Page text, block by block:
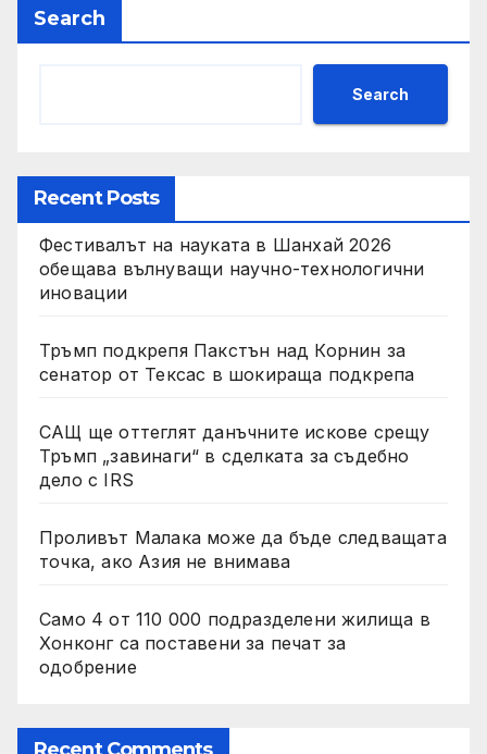
Search
Search
Recent Posts
Фестивалът на науката в Шанхай 2026
обещава вълнуващи научно-технологични
иновации
Тръмп подкрепя Пакстън над Корнин за
сенатор от Тексас в шокираща подкрепа
САЩ ще оттеглят данъчните искове срещу
Тръмп „завинаги“ в сделката за съдебно
дело с IRS
Проливът Малака може да бъде следващата
точка, ако Азия не внимава
Само 4 от 110 000 подразделени жилища в
Хонконг са поставени за печат за
одобрение